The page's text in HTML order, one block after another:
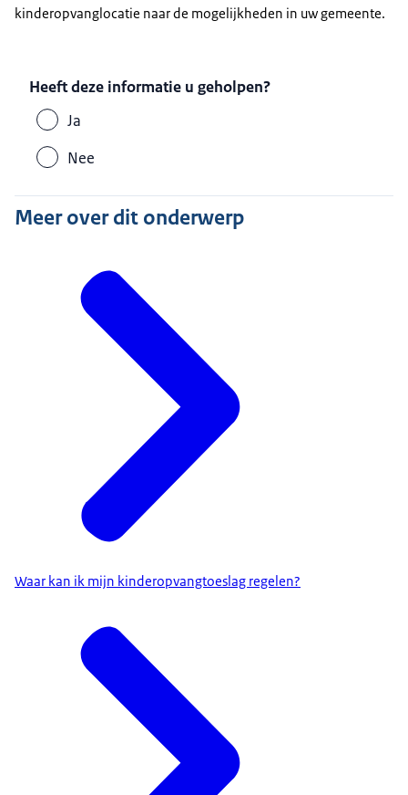
kinderopvanglocatie naar de mogelijkheden in uw gemeente.
Heeft deze informatie u geholpen?
Ja
Nee
Meer over dit onderwerp
Waar kan ik mijn kinderopvangtoeslag regelen?